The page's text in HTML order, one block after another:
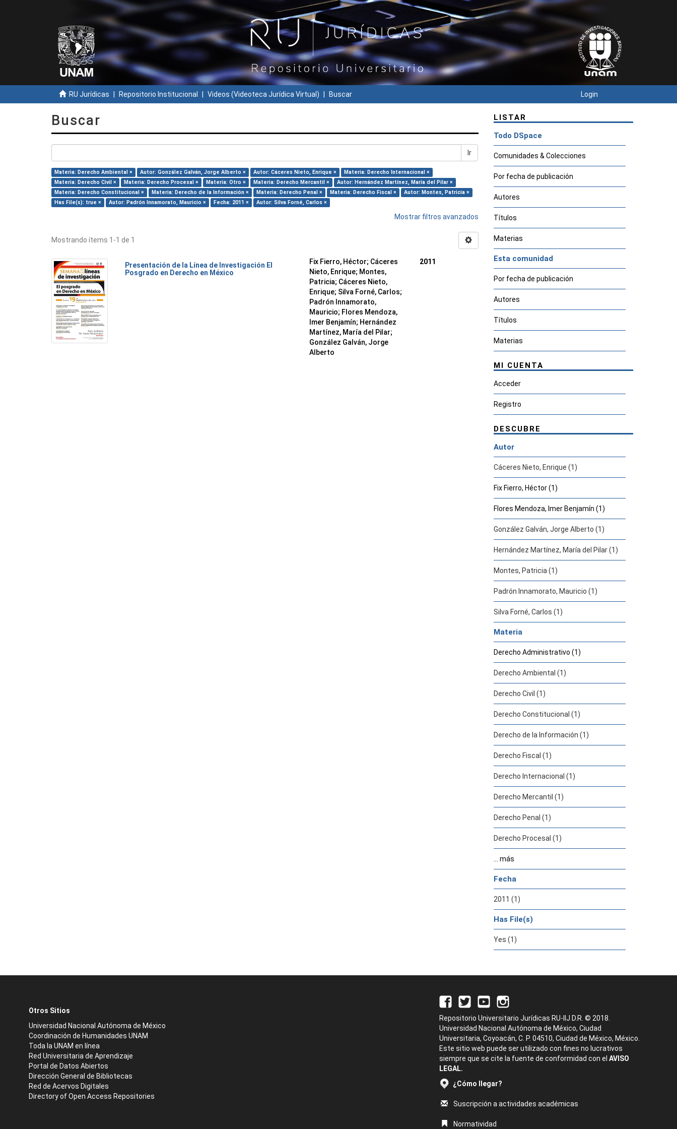
RU Jurídicas Repositorio Institucional Videos (Videoteca Jurídica Virtual) Buscar Login
Buscar
Ir
Materia: Derecho Ambiental × Autor: González Galván, Jorge Alberto × Autor: Cáceres Nieto, Enrique ×
Materia: Derecho Internacional ×
Materia: Derecho Civil ×
Materia: Derecho Procesal × Materia: Otro × Materia: Derecho Mercantil ×
Autor: Hernández Martínez, María del Pilar ×
Materia: Derecho Constitucional ×
Materia: Derecho de la Información × Materia: Derecho Penal × Materia: Derecho Fiscal ×
Autor: Montes, Patricia ×
Has File(s): true ×
Autor: Padrón Innamorato, Mauricio × Fecha: 2011 × Autor: Silva Forné, Carlos ×
Mostrar filtros avanzados
Mostrando ítems 1-1 de 1
Presentación de la Línea de Investigación El
Posgrado en Derecho en México
Fix Fierro, Héctor; Cáceres
Nieto, Enrique; Montes,
Patricia; Cáceres Nieto,
Enrique; Silva Forné, Carlos;
Padrón Innamorato,
Mauricio; Flores Mendoza,
Imer Benjamín; Hernández
Martínez, María del Pilar;
González Galván, Jorge
Alberto
2011
LISTAR
Todo DSpace
Comunidades & Colecciones
Por fecha de publicación
Autores
Títulos
Materias
Esta comunidad
Por fecha de publicación
Autores
Títulos
Materias
MI CUENTA
Acceder
Registro
DESCUBRE
Autor
Cáceres Nieto, Enrique (1)
Fix Fierro, Héctor (1)
Flores Mendoza, Imer Benjamín (1)
González Galván, Jorge Alberto (1)
Hernández Martínez, María del Pilar (1)
Montes, Patricia (1)
Padrón Innamorato, Mauricio (1)
Silva Forné, Carlos (1)
Materia
Derecho Administrativo (1)
Derecho Ambiental (1)
Derecho Civil (1)
Derecho Constitucional (1)
Derecho de la Información (1)
Derecho Fiscal (1)
Derecho Internacional (1)
Derecho Mercantil (1)
Derecho Penal (1)
Derecho Procesal (1)
... más
Fecha
2011 (1)
Has File(s)
Yes (1)
Otros Sitios
Universidad Nacional Autónoma de México
Coordinación de Humanidades UNAM
Toda la UNAM en línea
Red Universitaria de Aprendizaje
Portal de Datos Abiertos
Dirección General de Bibliotecas
Red de Acervos Digitales
Directory of Open Access Repositories
Repositorio Universitario Jurídicas RU-IIJ D.R. © 2018.
Universidad Nacional Autónoma de México, Ciudad
Universitaria, Coyoacán, C. P. 04510, Ciudad de México, México.
Este sitio web puede ser utilizado con fines no lucrativos
siempre que se cite la fuente de conformidad con el AVISO
LEGAL.
¿Cómo llegar?
Suscripción a actividades académicas
Normatividad